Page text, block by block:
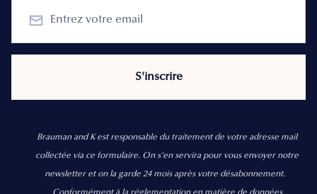
Brauman and K est responsable du traitement de votre adresse mail
collectée via ce formulaire. On s’en servira pour vous envoyer notre
newsletter et on la garde 24 mois après votre désabonnement.